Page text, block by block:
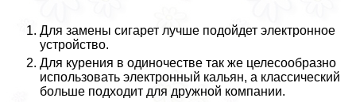
Для замены сигарет лучше подойдет электронное
устройство.
Для курения в одиночестве так же целесообразно
использовать электронный кальян, а классический
больше подходит для дружной компании.